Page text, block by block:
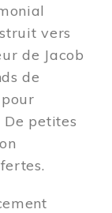
vers
de Jacob
de
petites